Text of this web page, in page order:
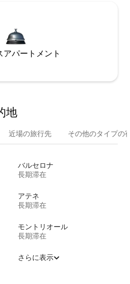
アパートメント
地
近場の旅行先 その他のタ⁠イ⁠プ⁠の
バルセロナ
長期滞在
アテネ
長期滞在
モントリオール
長期滞在
さらに表示